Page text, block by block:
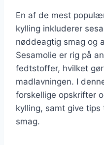
En af de mest
kylling inkluderer
nøddeagtig smag og
Sesamolie er rig på
fedtstoffer, hvilket
madlavningen. I
forskellige opskrifter
kylling, samt give
smag.